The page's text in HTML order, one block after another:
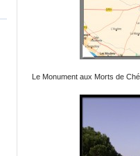
Le Monument aux Morts de